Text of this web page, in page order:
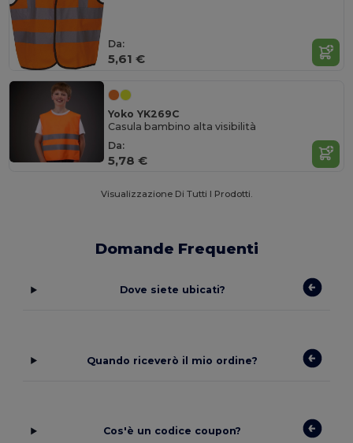
Da:
5,61 €
Yoko YK269C
Casula bambino alta visibilità
Da:
5,78 €
Visualizzazione Di Tutti I Prodotti.
Domande Frequenti
Dove siete ubicati?
Quando riceverò il mio ordine?
Cos'è un codice coupon?